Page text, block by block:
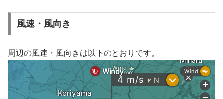
風速・風向き
周辺の風速・風向きは以下のとおりです。